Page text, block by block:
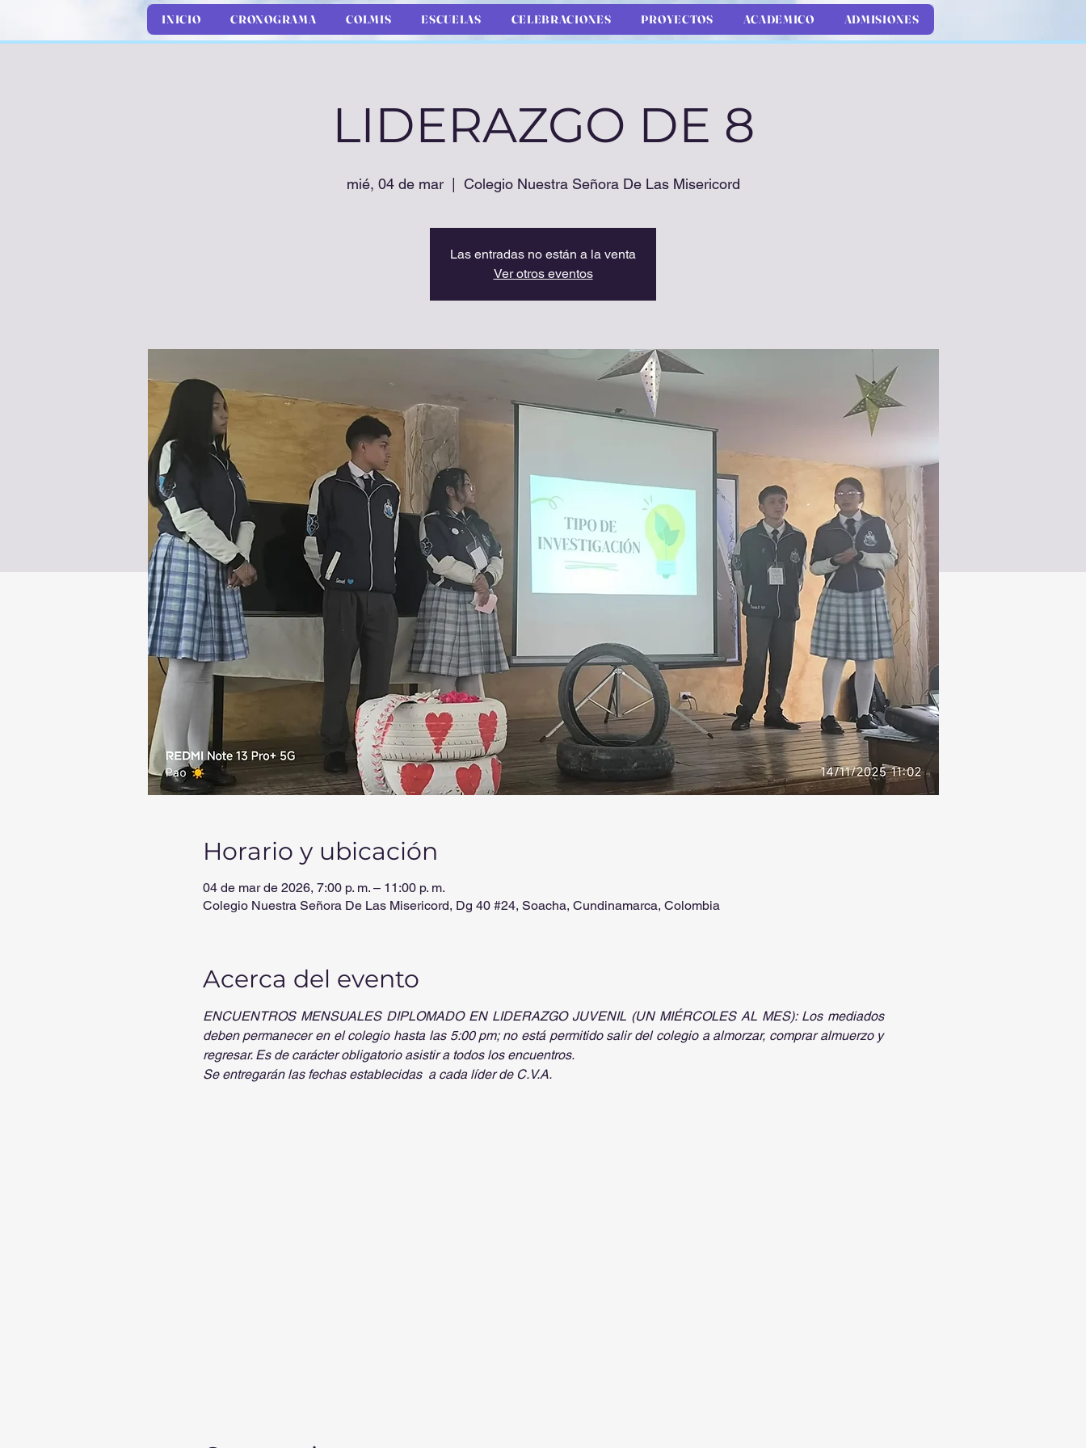
INICIO CRONOGRAMA COLMIS ESCUELAS CELEBRACIONES PROYECTOS ACADEMICO ADMISIONES
LIDERAZGO DE 8
mié, 04 de mar
  |
Colegio Nuestra Señora De Las Misericord
Las entradas no están a la venta
Ver otros eventos
Horario y ubicación
04 de mar de 2026, 7:00 p. m. – 11:00 p. m.
Colegio Nuestra Señora De Las Misericord, Dg 40 #24, Soacha, Cundinamarca, Colombia
Acerca del evento
ENCUENTROS MENSUALES DIPLOMADO EN LIDERAZGO JUVENIL (UN MIÉRCOLES AL MES): Los mediados
deben permanecer en el colegio hasta las 5:00 pm; no está permitido salir del colegio a almorzar, comprar almuerzo y
regresar. Es de carácter obligatorio asistir a todos los encuentros.
Se entregarán las fechas establecidas  a cada líder de C.V.A.